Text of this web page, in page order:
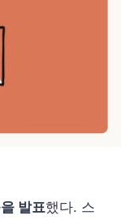
발표했다. 스